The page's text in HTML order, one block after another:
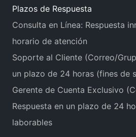
Plazos de Respuesta
Consulta en Línea: Respuesta
horario de atención
Soporte al Cliente (Correo/
un plazo de 24 horas (fines de
Gerente de Cuenta Exclusivo
Respuesta en un plazo de 24
laborables